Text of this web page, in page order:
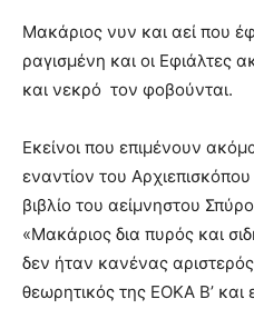
Μακάριος νυν και αεί που
ραγισμένη και οι Εφιάλτες
και νεκρό τον φοβούνται.
Εκείνοι που επιμένουν
εναντίον του
βιβλίο του αείμνηστου
«Μακάριος δια πυρός και
δεν ήταν κανένας
θεωρητικός της ΕΟΚΑ Β’ και